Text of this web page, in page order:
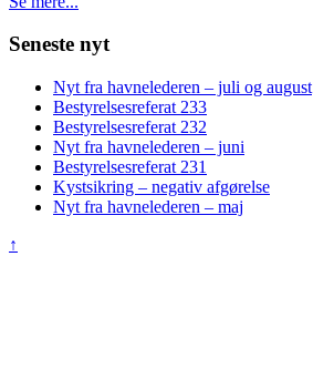
Seneste nyt
Nyt fra havnelederen – juli og august
Bestyrelsesreferat 233
Bestyrelsesreferat 232
Nyt fra havnelederen – juni
Bestyrelsesreferat 231
Kystsikring – negativ afgørelse
Nyt fra havnelederen – maj
↑